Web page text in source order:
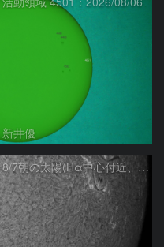
新井優
8/7朝の太陽(Hα中心付近、4498、4502付近)